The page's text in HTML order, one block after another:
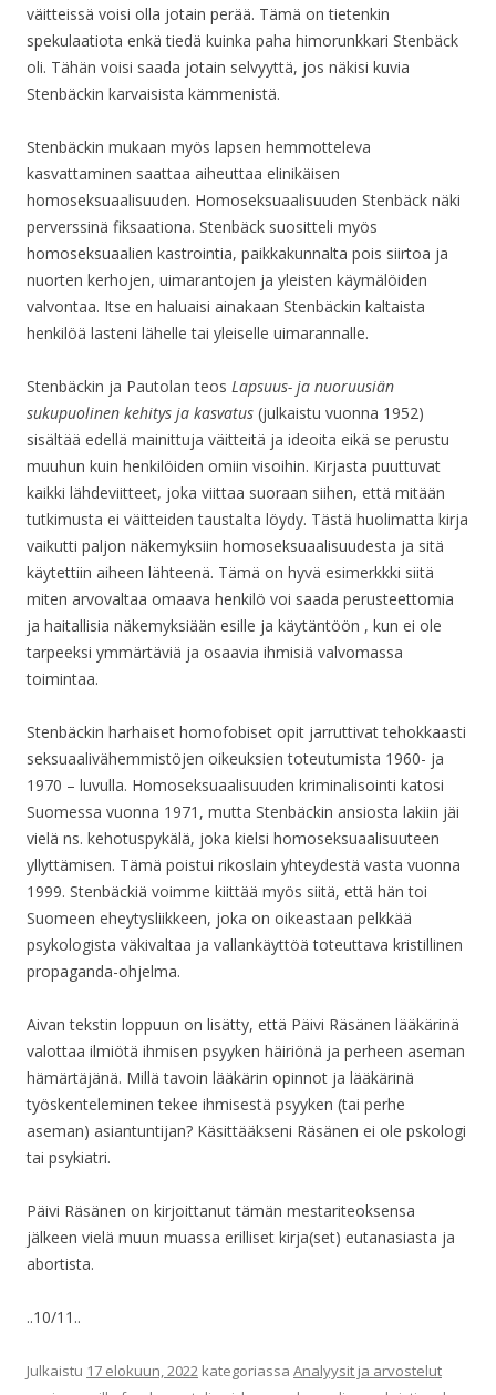
väitteissä voisi olla jotain perää. Tämä on tietenkin
spekulaatiota enkä tiedä kuinka paha himorunkkari Stenbäck
oli. Tähän voisi saada jotain selvyyttä, jos näkisi kuvia
Stenbäckin karvaisista kämmenistä.
Stenbäckin mukaan myös lapsen hemmotteleva
kasvattaminen saattaa aiheuttaa elinikäisen
homoseksuaalisuuden. Homoseksuaalisuuden Stenbäck näki
perverssinä fiksaationa. Stenbäck suositteli myös
homoseksuaalien kastrointia, paikkakunnalta pois siirtoa ja
nuorten kerhojen, uimarantojen ja yleisten käymälöiden
valvontaa. Itse en haluaisi ainakaan Stenbäckin kaltaista
henkilöä lasteni lähelle tai yleiselle uimarannalle.
Stenbäckin ja Pautolan teos Lapsuus- ja nuoruusiän
sukupuolinen kehitys ja kasvatus (julkaistu vuonna 1952)
sisältää edellä mainittuja väitteitä ja ideoita eikä se perustu
muuhun kuin henkilöiden omiin visoihin. Kirjasta puuttuvat
kaikki lähdeviitteet, joka viittaa suoraan siihen, että mitään
tutkimusta ei väitteiden taustalta löydy. Tästä huolimatta kirja
vaikutti paljon näkemyksiin homoseksuaalisuudesta ja sitä
käytettiin aiheen lähteenä. Tämä on hyvä esimerkkki siitä
miten arvovaltaa omaava henkilö voi saada perusteettomia
ja haitallisia näkemyksiään esille ja käytäntöön , kun ei ole
tarpeeksi ymmärtäviä ja osaavia ihmisiä valvomassa
toimintaa.
Stenbäckin harhaiset homofobiset opit jarruttivat tehokkaasti
seksuaalivähemmistöjen oikeuksien toteutumista 1960- ja
1970 – luvulla. Homoseksuaalisuuden kriminalisointi katosi
Suomessa vuonna 1971, mutta Stenbäckin ansiosta lakiin jäi
vielä ns. kehotuspykälä, joka kielsi homoseksuaalisuuteen
yllyttämisen. Tämä poistui rikoslain yhteydestä vasta vuonna
1999. Stenbäckiä voimme kiittää myös siitä, että hän toi
Suomeen eheytysliikkeen, joka on oikeastaan pelkkää
psykologista väkivaltaa ja vallankäyttöä toteuttava kristillinen
propaganda-ohjelma.
Aivan tekstin loppuun on lisätty, että Päivi Räsänen lääkärinä
valottaa ilmiötä ihmisen psyyken häiriönä ja perheen aseman
hämärtäjänä. Millä tavoin lääkärin opinnot ja lääkärinä
työskenteleminen tekee ihmisestä psyyken (tai perhe
aseman) asiantuntijan? Käsittääkseni Räsänen ei ole pskologi
tai psykiatri.
Päivi Räsänen on kirjoittanut tämän mestariteoksensa
jälkeen vielä muun muassa erilliset kirja(set) eutanasiasta ja
abortista.
..10/11..
Julkaistu 17 elokuun, 2022 kategoriassa Analyysit ja arvostelut